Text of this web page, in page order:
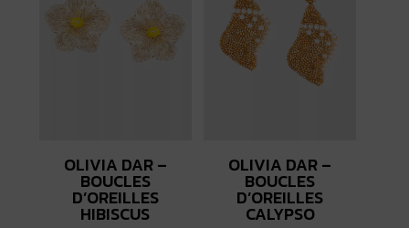
OLIVIA DAR –
BOUCLES
D’OREILLES
HIBISCUS
OLIVIA DAR –
BOUCLES
D’OREILLES
CALYPSO